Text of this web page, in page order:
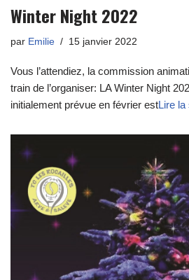
Winter Night 2022
par Emilie 15 janvier 2022
Vous l’attendiez, la commission
train de l’organiser: LA Winter Night
initialement prévue en février estLire la